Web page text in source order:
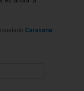
Caravana